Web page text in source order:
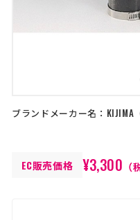
特定商取引法に基づく表記
カスタマーハラスメントに対す
ブランドメーカー名： KIJIMA
EC販売価格 ¥3,300 （